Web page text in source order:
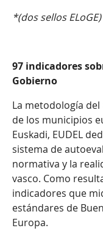
*(dos sellos ELoGE)
97 indicadores
Gobierno
La metodología del
de los municipios
Euskadi, EUDEL
sistema de
normativa y la
vasco. Como
indicadores que
estándares de
Europa.